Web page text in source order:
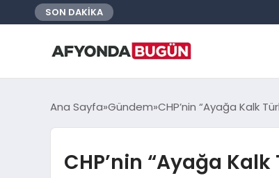
SON DAKİKA
Ana Sayfa Gündem CHP’nin “Ayağa Kalk
CHP’nin “Ayağa